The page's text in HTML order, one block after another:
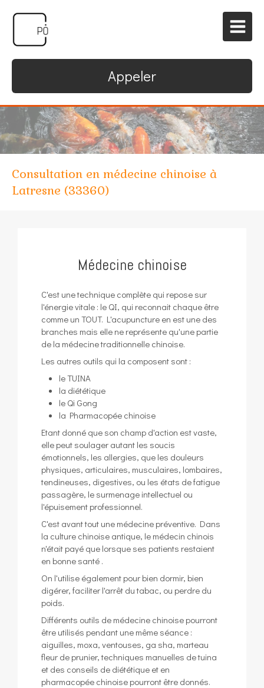
Appeler
Consultation en médecine chinoise à
Latresne (33360)
Médecine chinoise
C'est une technique complète qui repose sur
l'énergie vitale : le QI, qui reconnait chaque être
comme un TOUT. L'acupuncture en est une des
branches mais elle ne représente qu'une partie
de la médecine traditionnelle chinoise.
Les autres outils qui la composent sont :
le TUINA
la diététique
le Qi Gong
la Pharmacopée chinoise
Etant donné que son champ d'action est vaste,
elle peut soulager autant les soucis
émotionnels, les allergies, que les douleurs
physiques, articulaires, musculaires, lombaires,
tendineuses, digestives, ou les états de fatigue
passagère, le surmenage intellectuel ou
l'épuisement professionnel.
C'est avant tout une médecine préventive. Dans
la culture chinoise antique, le médecin chinois
n'était payé que lorsque ses patients restaient
en bonne santé .
On l'utilise également pour bien dormir, bien
digérer, faciliter l'arrêt du tabac, ou perdre du
poids.
Différents outils de médecine chinoise pourront
être utilisés pendant une même séance :
aiguilles, moxa, ventouses, ga sha, marteau
fleur de prunier, techniques manuelles de tuina
et des conseils de diététique et en
pharmacopée chinoise pourront être donnés.